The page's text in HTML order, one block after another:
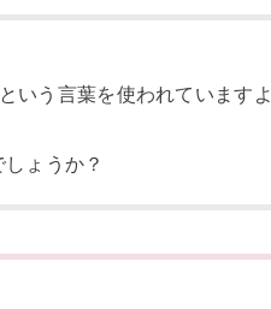
いう言葉を使われていますよ
ょうか？